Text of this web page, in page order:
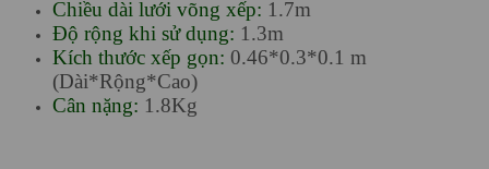
Chiều dài lưới võng xếp: 1.7m
Độ rộng khi sử dụng: 1.3m
Kích thước xếp gọn: 0.46*0.3*0.1 m
(Dài*Rộng*Cao)
Cân nặng: 1.8Kg